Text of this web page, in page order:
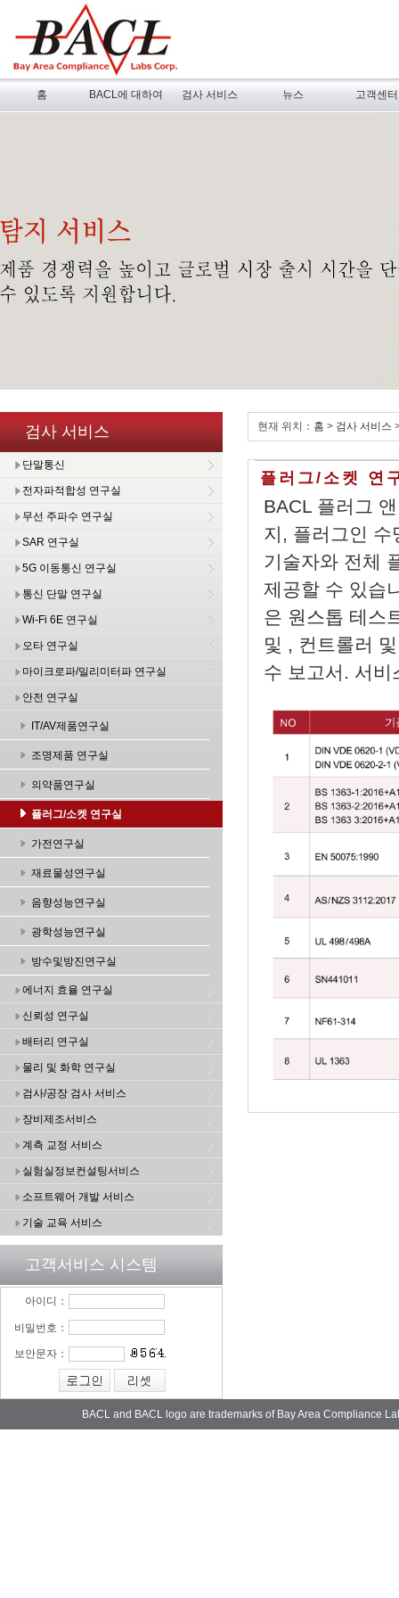
홈 BACL에 대하여 검사 서비스 뉴스 고객센터
검사 서비스
단말통신
전자파적합성 연구실
무선 주파수 연구실
SAR 연구실
5G 이동통신 연구실
통신 단말 연구실
Wi-Fi 6E 연구실
오타 연구실
마이크로파/밀리미터파 연구실
안전 연구실
IT/AV제품연구실
조명제품 연구실
의약품연구실
플러그/소켓 연구실
가전연구실
재료물성연구실
음향성능연구실
광학성능연구실
방수및방진연구실
에너지 효율 연구실
신뢰성 연구실
배터리 연구실
물리 및 화학 연구실
검사/공장 검사 서비스
장비제조서비스
계측 교정 서비스
실험실정보컨설팅서비스
소프트웨어 개발 서비스
기술 교육 서비스
고객서비스 시스템
아이디：
비밀번호：
보안문자：
현재 위치： 홈 > 검사 서비스
플러그/소켓 연
BACL 플러그
지, 플러그인 수
기술자와 전체
제공할 수 있습
은 원스톱 테스
및 , 컨트롤러
수 보고서. 서비
BACL and BACL logo are trademarks of Bay Area